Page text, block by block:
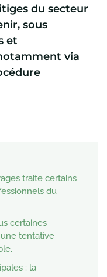
du secteur
sous
et
via
traite certains
du
certaines
tentative
: la